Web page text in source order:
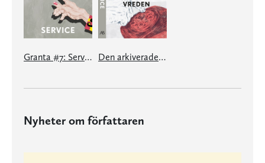
Granta #7: Service Den arkiverade vreden - en e-singel ur Granta #7
Nyheter om författaren